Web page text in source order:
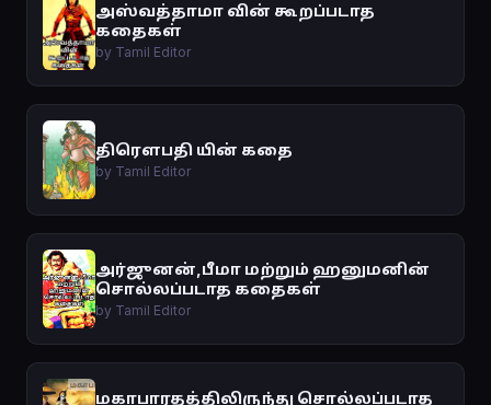
அஸ்வத்தாமா வின் கூறப்படாத
கதைகள்
by Tamil Editor
திரௌபதி யின் கதை
by Tamil Editor
அர்ஜுனன்,பீமா மற்றும் ஹனுமனின்
சொல்லப்படாத கதைகள்
by Tamil Editor
மகாபாரதத்திலிருந்து சொல்லப்படாத